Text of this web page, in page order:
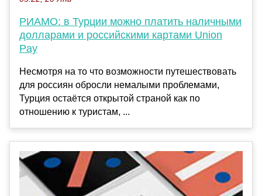
РИАМО: в Турции можно платить наличными
долларами и российскими картами Union
Pay
Несмотря на то что возможности путешествовать
для россиян обросли немалыми проблемами,
Турция остаётся открытой страной как по
отношению к туристам, ...